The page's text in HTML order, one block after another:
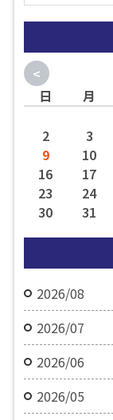
<
日
月
2
3
9
10
16
17
23
24
30
31
2026/08
2026/07
2026/06
2026/05